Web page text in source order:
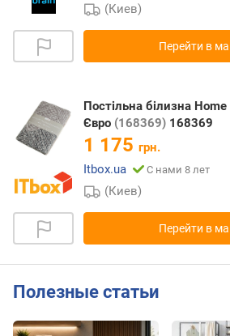
(Киев)
Перейти в
Постільна білизна
Євро (168369) 168369
1 175 грн.
Itbox.ua
С нами 8 лет
(Киев)
Перейти в
Полезные статьи